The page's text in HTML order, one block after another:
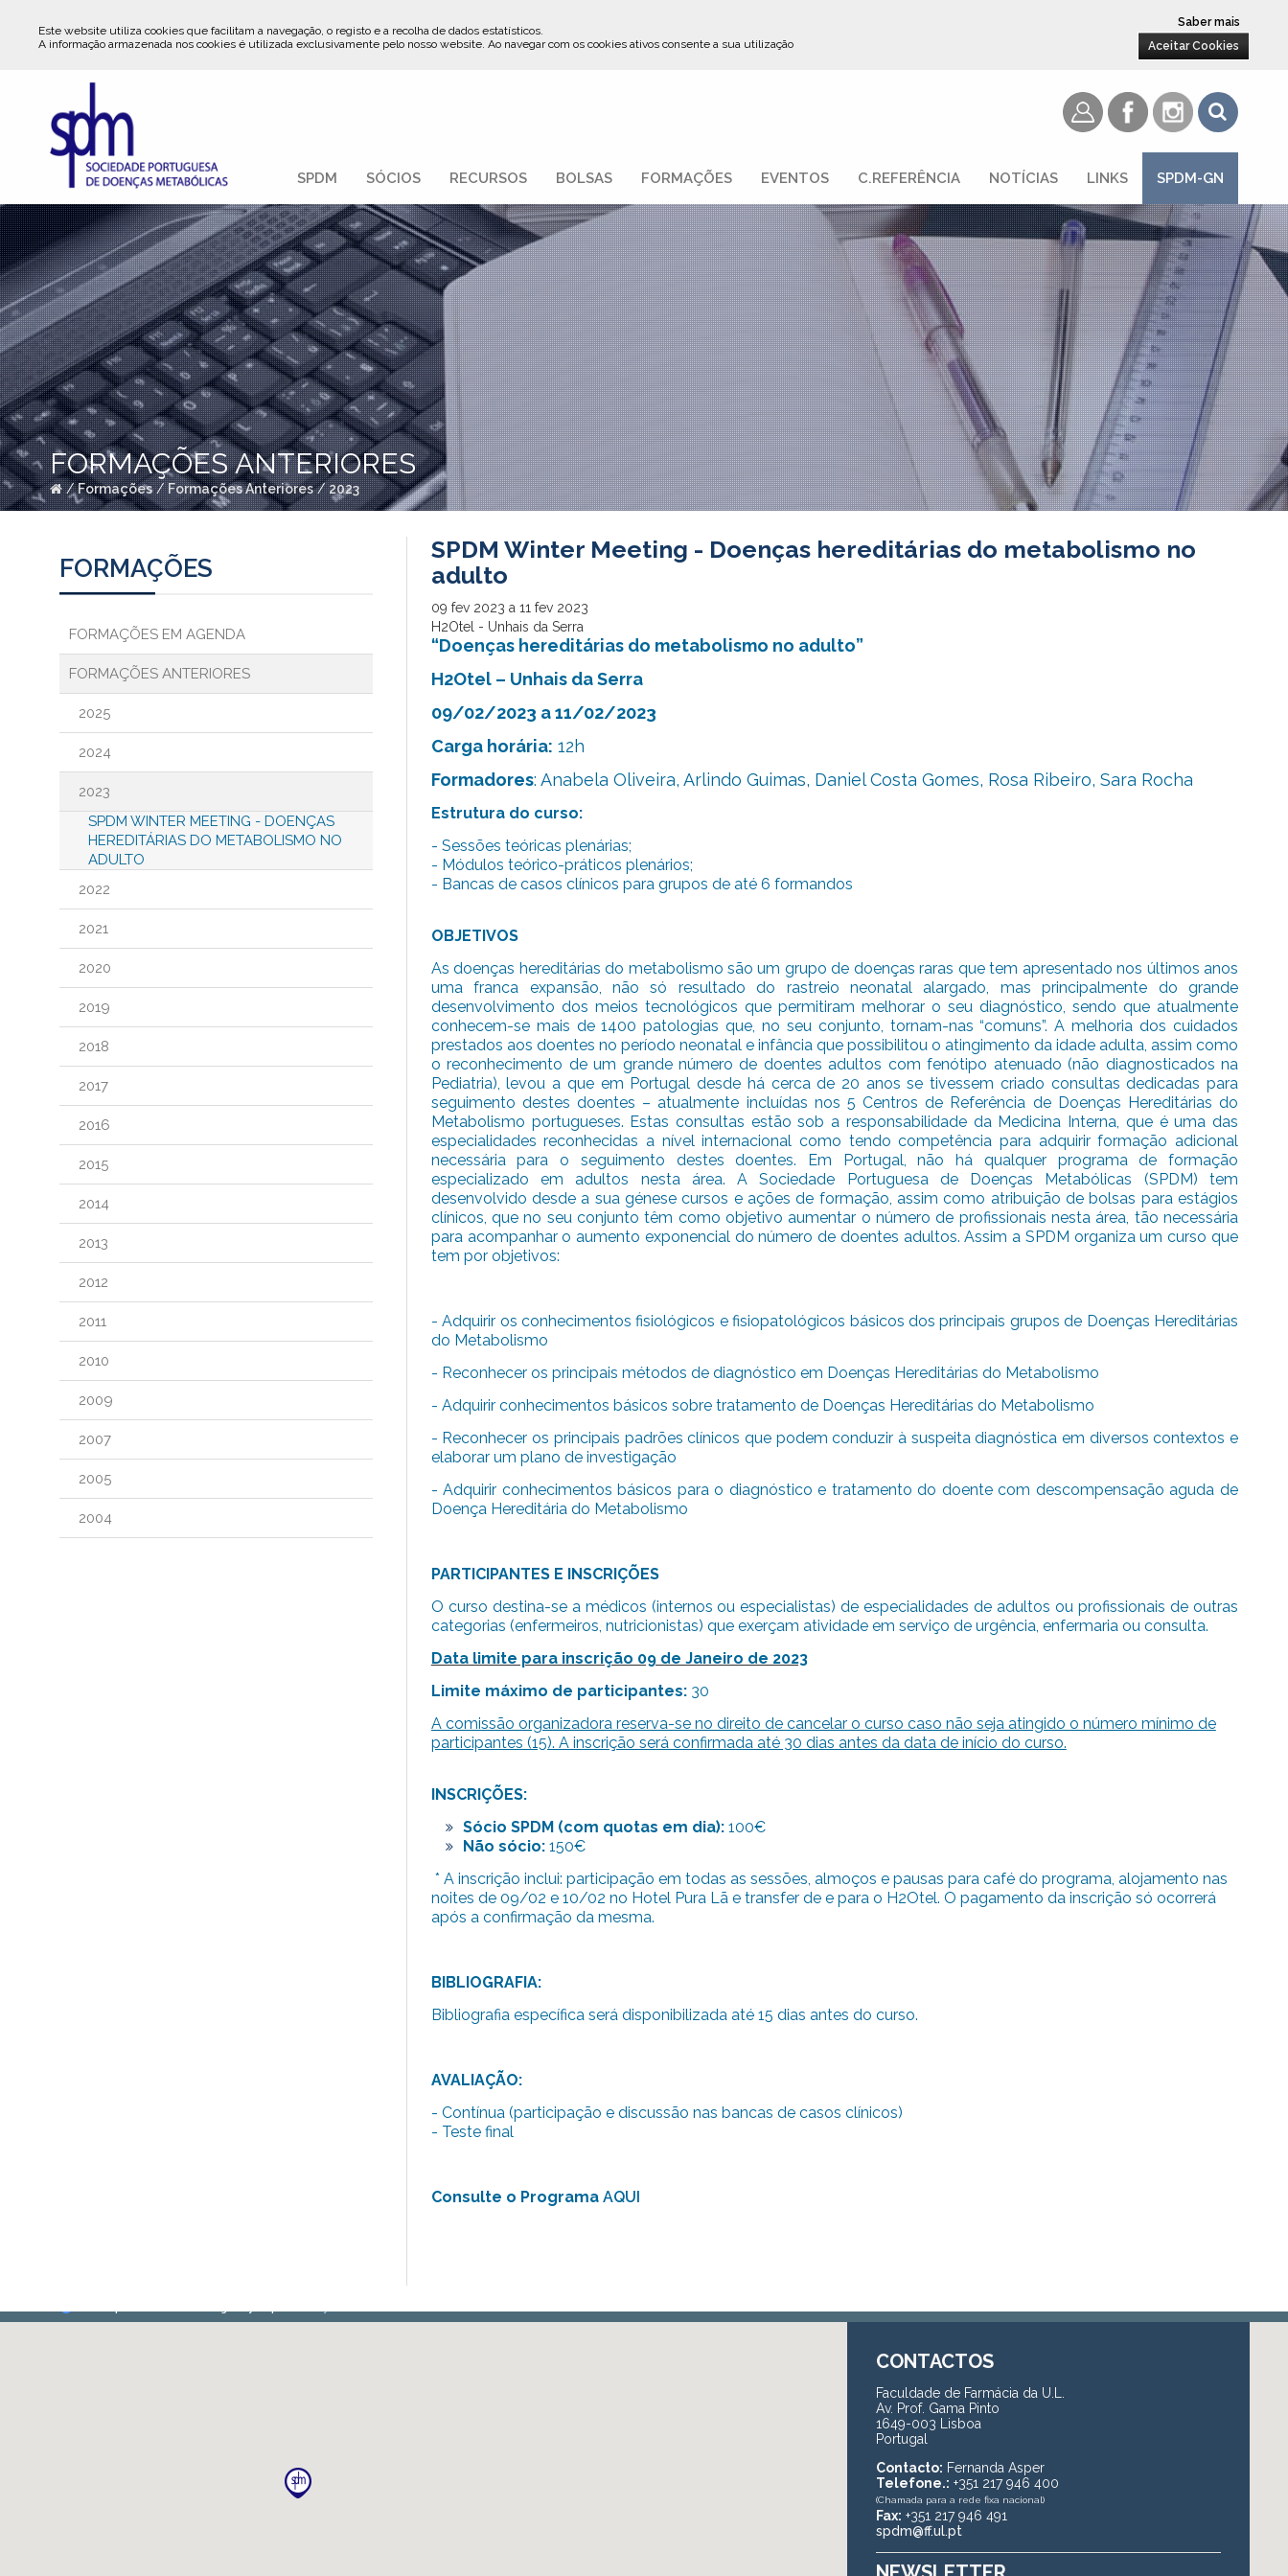
Este website utiliza cookies que facilitam a navegação, o registo e a recolha de dados estatísticos.
A informação armazenada nos cookies é utilizada exclusivamente pelo nosso website.Ao navegar com os cookies ativos consente a sua utilização
Saber mais
Aceitar Cookies
SPDM SÓCIOS RECURSOS BOLSAS FORMAÇÕES EVENTOS C.REFERÊNCIA NOTÍCIAS LINKS SPDM-GN
FORMAÇÕES ANTERIORES
/ Formações / Formações Anteriores / 2023
FORMAÇÕES
FORMAÇÕES EM AGENDA
FORMAÇÕES ANTERIORES
2025
2024
2023
SPDM WINTER MEETING - DOENÇAS
HEREDITÁRIAS DO METABOLISMO NO
ADULTO
2022
2021
2020
2019
2018
2017
2016
2015
2014
2013
2012
2011
2010
2009
2007
2005
2004
SPDM Winter Meeting - Doenças hereditárias do metabolismo no
adulto
09 fev 2023 a 11 fev 2023
H2Otel - Unhais da Serra
“Doenças hereditárias do metabolismo no adulto”
H2Otel – Unhais da Serra
09/02/2023 a 11/02/2023
Carga horária: 12h
Formadores: Anabela Oliveira, Arlindo Guimas, Daniel Costa Gomes, Rosa Ribeiro, Sara Rocha
Estrutura do curso:
- Sessões teóricas plenárias;
- Módulos teórico-práticos plenários;
- Bancas de casos clínicos para grupos de até 6 formandos
OBJETIVOS
As doenças hereditárias do metabolismo são um grupo de doenças raras que tem apresentado nos últimos anos
uma franca expansão, não só resultado do rastreio neonatal alargado, mas principalmente do grande
desenvolvimento dos meios tecnológicos que permitiram melhorar o seu diagnóstico, sendo que atualmente
conhecem-se mais de 1400 patologias que, no seu conjunto, tornam-nas “comuns”. A melhoria dos cuidados
prestados aos doentes no período neonatal e infância que possibilitou o atingimento da idade adulta, assim como
o reconhecimento de um grande número de doentes adultos com fenótipo atenuado (não diagnosticados na
Pediatria), levou a que em Portugal desde há cerca de 20 anos se tivessem criado consultas dedicadas para
seguimento destes doentes – atualmente incluídas nos 5 Centros de Referência de Doenças Hereditárias do
Metabolismo portugueses. Estas consultas estão sob a responsabilidade da Medicina Interna, que é uma das
especialidades reconhecidas a nível internacional como tendo competência para adquirir formação adicional
necessária para o seguimento destes doentes. Em Portugal, não há qualquer programa de formação
especializado em adultos nesta área. A Sociedade Portuguesa de Doenças Metabólicas (SPDM) tem
desenvolvido desde a sua génese cursos e ações de formação, assim como atribuição de bolsas para estágios
clínicos, que no seu conjunto têm como objetivo aumentar o número de profissionais nesta área, tão necessária
para acompanhar o aumento exponencial do número de doentes adultos. Assim a SPDM organiza um curso que
tem por objetivos:
- Adquirir os conhecimentos fisiológicos e fisiopatológicos básicos dos principais grupos de Doenças Hereditárias
do Metabolismo
- Reconhecer os principais métodos de diagnóstico em Doenças Hereditárias do Metabolismo
- Adquirir conhecimentos básicos sobre tratamento de Doenças Hereditárias do Metabolismo
- Reconhecer os principais padrões clínicos que podem conduzir à suspeita diagnóstica em diversos contextos e
elaborar um plano de investigação
- Adquirir conhecimentos básicos para o diagnóstico e tratamento do doente com descompensação aguda de
Doença Hereditária do Metabolismo
PARTICIPANTES E INSCRIÇÕES
O curso destina-se a médicos (internos ou especialistas) de especialidades de adultos ou profissionais de outras
categorias (enfermeiros, nutricionistas) que exerçam atividade em serviço de urgência, enfermaria ou consulta.
Data limite para inscrição 09 de Janeiro de 2023
Limite máximo de participantes:30
A comissão organizadora reserva-se no direito de cancelar o curso caso não seja atingido o número mínimo de
participantes (15). A inscrição será confirmada até 30 dias antes da data de início do curso.
INSCRIÇÕES:
Sócio SPDM (com quotas em dia):100€
Não sócio:150€
* A inscrição inclui: participação em todas as sessões, almoços e pausas para café do programa, alojamento nas
noites de 09/02 e 10/02 no Hotel Pura Lã e transfer de e para o H2Otel. O pagamento da inscrição só ocorrerá
após a confirmação da mesma.
BIBLIOGRAFIA:
Bibliografia específica será disponibilizada até 15 dias antes do curso.
AVALIAÇÃO:
- Contínua (participação e discussão nas bancas de casos clínicos)
- Teste final
Consulte o Programa AQUI
CONTACTOS
Faculdade de Farmácia da U.L.
Av. Prof. Gama Pinto
1649-003 Lisboa
Portugal
Contacto: Fernanda Asper
Telefone.: +351 217 946 400
(Chamada para a rede fixa nacional)
Fax: +351 217 946 491
spdm@ff.ul.pt